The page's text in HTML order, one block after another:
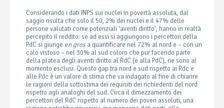
Considerando i dati INPS sui nuclei in povertà assoluta, dal
saggio risulta che solo il 50, 2% dei nuclei e il 47% delle
persone valutati come potenziali ‘aventi diritto’, hanno in realtà
percepito il reddito: se ad essi si aggiungono i percettori della
PdC si giunge en gros a quantificare nel 72% al nord e – con un
calo vistoso – nel 30% al sud coloro che pur facendo parte
della platea degli aventi diritto al RdC (e alla PdC), ne sono al
momento esclusi. Questo gap tra nord e sud rispetto ai Rdc e
alle Pdc è un valore di stima che va indagato al fine di chiarire
le ragioni della sottostima dei requisiti dei richiedenti del nord
rispetto agli analoghi del sud. Circa il dimezzamento dei
percettori del RdC rispetto al numero dei poveri assoluti, una